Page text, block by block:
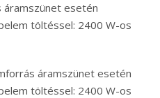
áramszünet esetén
töltéssel: 2400 W-os
áramszünet esetén
töltéssel: 2400 W-os